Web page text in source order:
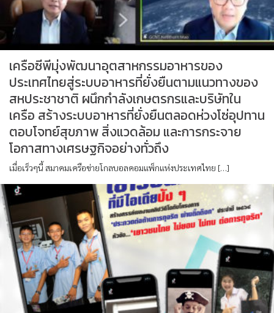
เครือซีพีมุ่งพัฒนาอุตสาหกรรมอาหารของ
ประเทศไทยสู่ระบบอาหารที่ยั่งยืนตามแนวทางของ
สหประชาชาติ ผนึกกำลังเกษตรกรและบริษัทใน
เครือ สร้างระบบอาหารที่ยั่งยืนตลอดห่วงโซ่อุปทาน
ตอบโจทย์สุขภาพ สิ่งแวดล้อม และการกระจาย
โอกาสทางเศรษฐกิจอย่างทั่วถึง
เมื่อเร็วๆนี้ สมาคมเครือข่ายโกลบอลคอมแพ็กแห่งประเทศไทย […]